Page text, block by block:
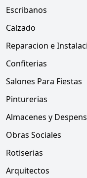
Escribanos
Calzado
Reparacion e
Confiterias
Salones Para Fiestas
Pinturerias
Almacenes y
Obras Sociales
Rotiserias
Arquitectos